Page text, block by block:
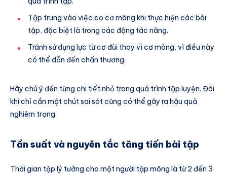
Tập trung vào việc co cơ mông khi thực hiện các bài
tập, đặc biệt là trong các động tác nâng.
Tránh sử dụng lực từ cơ đùi thay vì cơ mông, vì điều này
có thể dẫn đến chấn thương.
Hãy chú ý đến từng chi tiết nhỏ trong quá trình tập luyện. Đôi
khi chỉ cần một chút sai sót cũng có thể gây ra hậu quả
nghiêm trọng.
Tần suất và nguyên tắc tăng tiến bài tập
Thời gian tập lý tưởng cho một người tập mông là từ 2 đến 3